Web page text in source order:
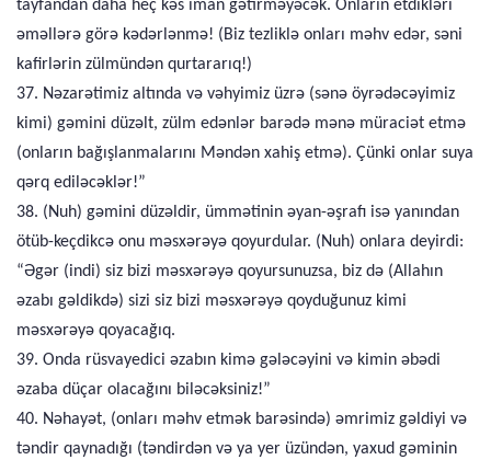
tayfandan daha heç kəs iman gətirməyəcək. Onların etdikləri
əməllərə görə kədərlənmə! (Biz tezliklə onları məhv edər, səni
kafirlərin zülmündən qurtararıq!)
37. Nəzarətimiz altında və vəhyimiz üzrə (sənə öyrədəcəyimiz
kimi) gəmini düzəlt, zülm edənlər barədə mənə müraciət etmə
(onların bağışlanmalarını Məndən xahiş etmə). Çünki onlar suya
qərq ediləcəklər!”
38. (Nuh) gəmini düzəldir, ümmətinin əyan-əşrafı isə yanından
ötüb-keçdikcə onu məsxərəyə qoyurdular. (Nuh) onlara deyirdi:
“Əgər (indi) siz bizi məsxərəyə qoyursunuzsa, biz də (Allahın
əzabı gəldikdə) sizi siz bizi məsxərəyə qoyduğunuz kimi
məsxərəyə qoyacağıq.
39. Onda rüsvayedici əzabın kimə gələcəyini və kimin əbədi
əzaba düçar olacağını biləcəksiniz!”
40. Nəhayət, (onları məhv etmək barəsində) əmrimiz gəldiyi və
təndir qaynadığı (təndirdən və ya yer üzündən, yaxud gəminin